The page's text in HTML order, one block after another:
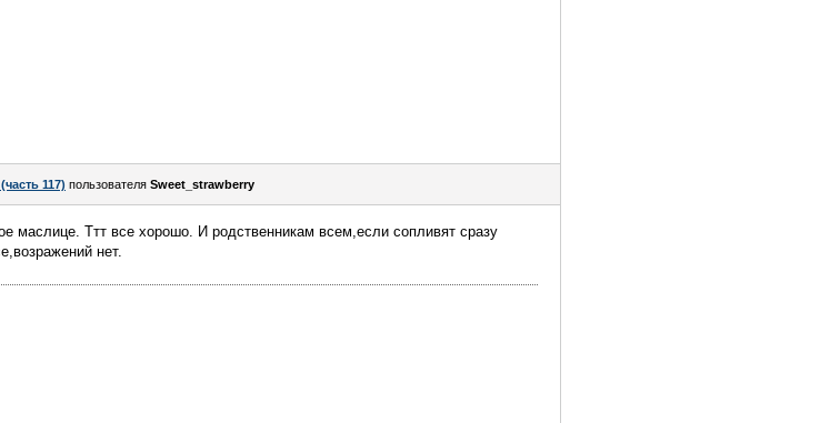
117) пользователя Sweet_strawberry
маслице. Ттт все хорошо. И родственникам всем,если сопливят сразу
нет.